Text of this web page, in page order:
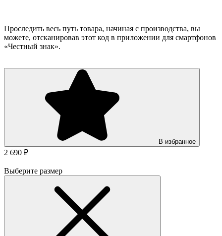
Проследить весь путь товара, начиная с производства, вы
можете, отсканировав этот код в приложении для смартфонов
«Честный знак».
В избранное
2 690 ₽
Выберите размер